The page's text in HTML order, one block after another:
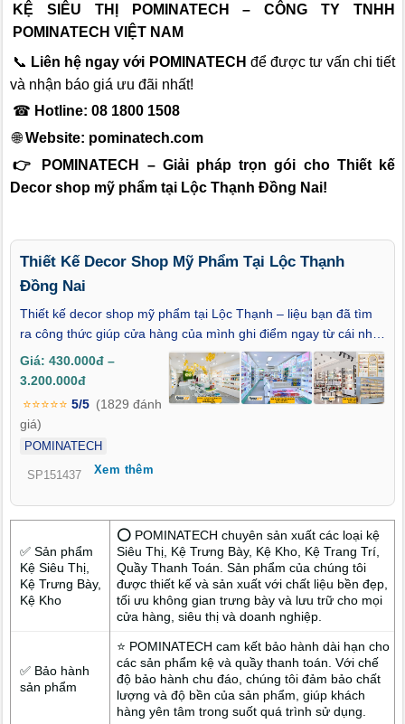
KỆ SIÊU THỊ POMINATECH – CÔNG TY TNHH
POMINATECH VIỆT NAM
📞 Liên hệ ngay với POMINATECH để được tư vấn chi tiết
và nhận báo giá ưu đãi nhất!
☎ Hotline: 08 1800 1508
🌐Website: pominatech.com
👉 POMINATECH – Giải pháp trọn gói cho Thiết kế
Decor shop mỹ phẩm tại Lộc Thạnh Đồng Nai!
Thiết Kế Decor Shop Mỹ Phẩm Tại Lộc Thạnh
Đồng Nai
Thiết kế decor shop mỹ phẩm tại Lộc Thạnh – liệu bạn đã tìm
ra công thức giúp cửa hàng của mình ghi điểm ngay từ cái nhìn
đầu tiên? Trong một thị trường làm đẹp ngày càng cạnh tranh
khốc liệt, việc đầu tư vào không gian trưng bày không còn là
yếu tố phụ, mà đã trở thành điểm chạm cảm xúc, giúp khách
hàng đưa ra quyết định mua sắm nhanh hơn. Bài viết này sẽ
chia sẻ những tiêu chí quan trọng giúp bạn xây dựng một shop
mỹ phẩm tại Lộc Thạnh mang phong cách chuyên nghiệp, cuốn
hút và tối ưu trải nghiệm khách hàng từ mọi góc nhìn.
Giá: 430.000đ –
3.200.000đ
⭐⭐⭐⭐⭐ 5/5 (1829 đánh
giá)
POMINATECH
SP151437 Xem thêm
✅ Sản phẩm
Kệ Siêu Thị,
Kệ Trưng Bày,
Kệ Kho
⭕ POMINATECH chuyên sản xuất các loại kệ
Siêu Thị, Kệ Trưng Bày, Kệ Kho, Kệ Trang Trí,
Quầy Thanh Toán. Sản phẩm của chúng tôi
được thiết kế và sản xuất với chất liệu bền đẹp,
tối ưu không gian trưng bày và lưu trữ cho mọi
cửa hàng, siêu thị và doanh nghiệp.
✅ Bảo hành
sản phẩm
⭐ POMINATECH cam kết bảo hành dài hạn cho
các sản phẩm kệ và quầy thanh toán. Với chế
độ bảo hành chu đáo, chúng tôi đảm bảo chất
lượng và độ bền của sản phẩm, giúp khách
hàng yên tâm trong suốt quá trình sử dụng.